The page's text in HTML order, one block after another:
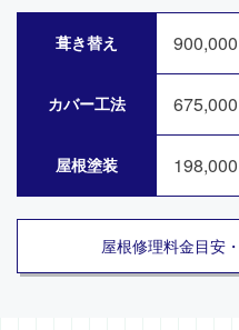
葺き替え 900,000
カバー工法 675,000
屋根塗装 198,000
屋根修理料金目安